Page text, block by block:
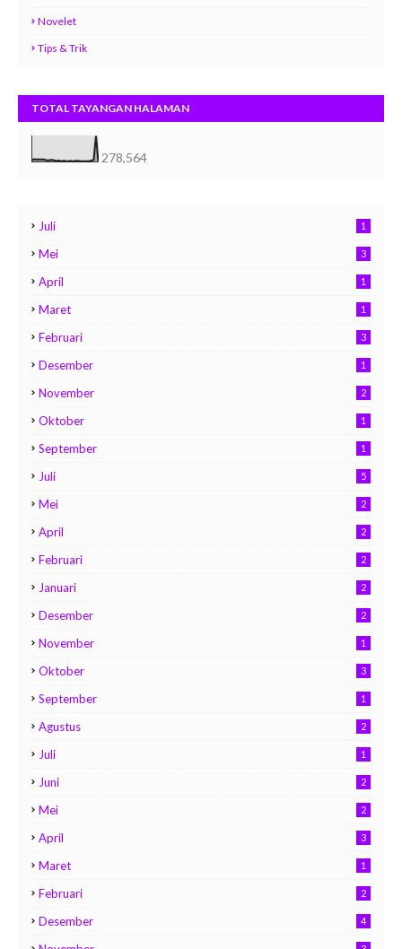
Novelet
Tips & Trik
TOTAL TAYANGAN HALAMAN
278,564
Juli 1
Mei 3
April 1
Maret 1
Februari 3
Desember 1
November 2
Oktober 1
September 1
Juli 5
Mei 2
April 2
Februari 2
Januari 2
Desember 2
November 1
Oktober 3
September 1
Agustus 2
Juli 1
Juni 2
Mei 2
April 3
Maret 1
Februari 2
Desember 4